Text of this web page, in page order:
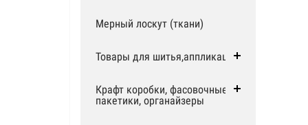
Мерный лоскут (ткани)
Товары для шитья,аппликации
Крафт коробки, фасовочные
пакетики, органайзеры